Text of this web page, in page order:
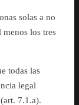
solas a no
los tres
todas las
legal
7.1.a).